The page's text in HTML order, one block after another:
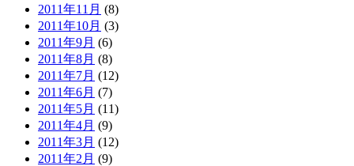
2011年11月 (8)
2011年10月 (3)
2011年9月 (6)
2011年8月 (8)
2011年7月 (12)
2011年6月 (7)
2011年5月 (11)
2011年4月 (9)
2011年3月 (12)
2011年2月 (9)